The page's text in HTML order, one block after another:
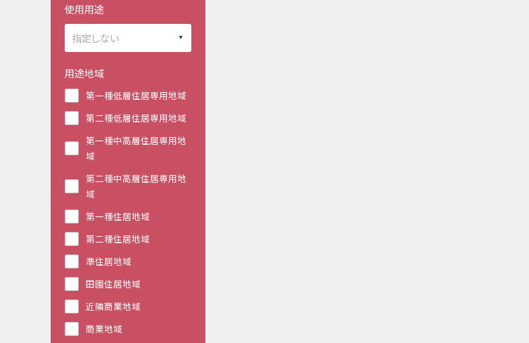
使用用途
用途地域
第一種低層住居専用地域
第二種低層住居専用地域
第一種中高層住居専用地
域
第二種中高層住居専用地
域
第一種住居地域
第二種住居地域
準住居地域
田園住居地域
近隣商業地域
商業地域